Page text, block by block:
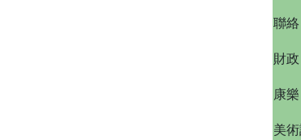
聯絡
財政
康樂
美